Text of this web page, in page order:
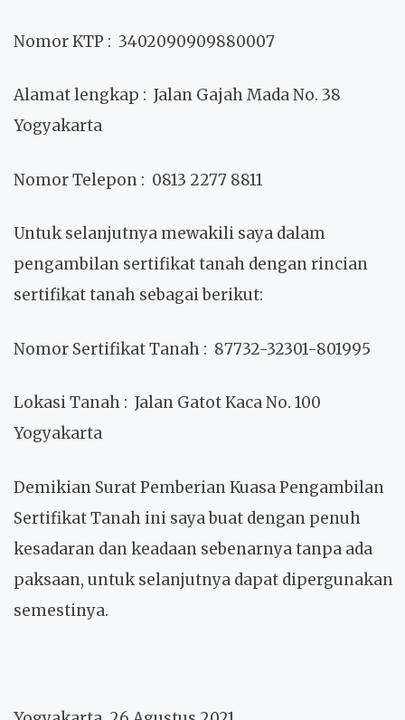
Nomor KTP : 3402090909880007
Alamat lengkap : Jalan Gajah Mada No. 38
Yogyakarta
Nomor Telepon : 0813 2277 8811
Untuk selanjutnya mewakili saya dalam
pengambilan sertifikat tanah dengan rincian
sertifikat tanah sebagai berikut:
Nomor Sertifikat Tanah : 87732-32301-801995
Lokasi Tanah : Jalan Gatot Kaca No. 100
Yogyakarta
Demikian Surat Pemberian Kuasa Pengambilan
Sertifikat Tanah ini saya buat dengan penuh
kesadaran dan keadaan sebenarnya tanpa ada
paksaan, untuk selanjutnya dapat dipergunakan
semestinya.